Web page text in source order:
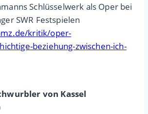
Schlüsselwerk als Oper bei
SWR Festspielen
kritik/oper-
beziehung-zwischen-ich-
von Kassel